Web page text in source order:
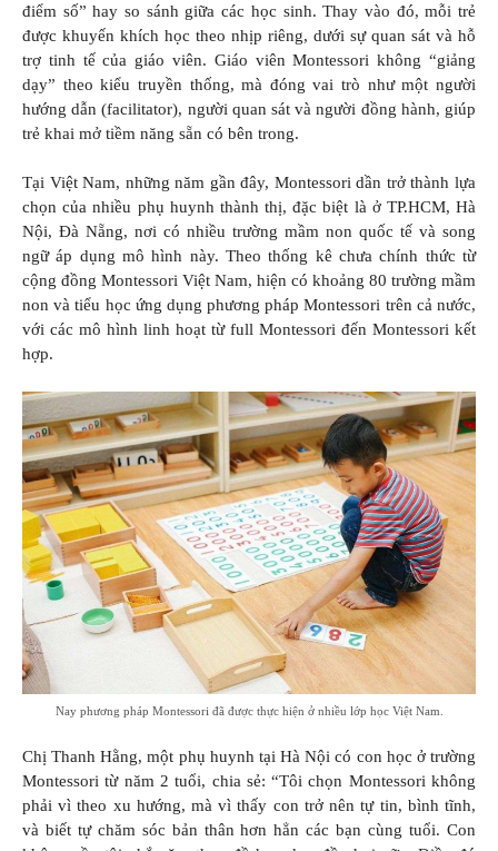
điểm số” hay so sánh giữa các học sinh. Thay vào đó, mỗi trẻ
được khuyến khích học theo nhịp riêng, dưới sự quan sát và hỗ
trợ tinh tế của giáo viên. Giáo viên Montessori không “giảng
dạy” theo kiểu truyền thống, mà đóng vai trò như một người
hướng dẫn (facilitator), người quan sát và người đồng hành, giúp
trẻ khai mở tiềm năng sẵn có bên trong.
Tại Việt Nam, những năm gần đây, Montessori dần trở thành lựa
chọn của nhiều phụ huynh thành thị, đặc biệt là ở TP.HCM, Hà
Nội, Đà Nẵng, nơi có nhiều trường mầm non quốc tế và song
ngữ áp dụng mô hình này. Theo thống kê chưa chính thức từ
cộng đồng Montessori Việt Nam, hiện có khoảng 80 trường mầm
non và tiểu học ứng dụng phương pháp Montessori trên cả nước,
với các mô hình linh hoạt từ full Montessori đến Montessori kết
hợp.
Nay phương pháp Montessori đã được thực hiện ở nhiều lớp học Việt Nam.
Chị Thanh Hằng, một phụ huynh tại Hà Nội có con học ở trường
Montessori từ năm 2 tuổi, chia sẻ: “Tôi chọn Montessori không
phải vì theo xu hướng, mà vì thấy con trở nên tự tin, bình tĩnh,
và biết tự chăm sóc bản thân hơn hẳn các bạn cùng tuổi. Con